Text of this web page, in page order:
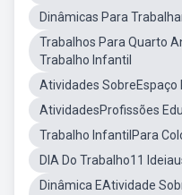
Dinâmicas Para
Trabalhos Para Quarto
Trabalho Infantil
Atividades SobreEspaço
AtividadesProfissões
Trabalho InfantilPara
DIA Do Trabalho11
Dinâmica EAtividade